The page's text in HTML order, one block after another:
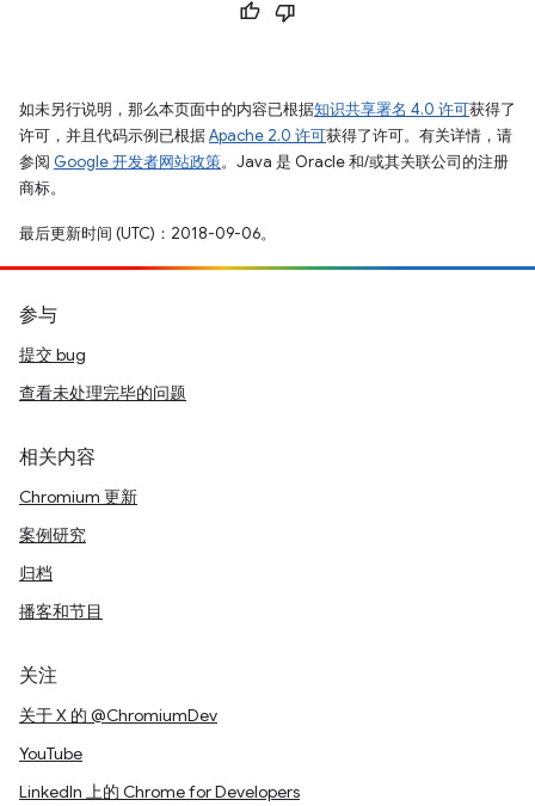
如未另行说明，那么本页面中的内容已根据知识共享署名 4.0 许可获得了
许可，并且代码示例已根据Apache 2.0 许可获得了许可。有关详情，请
参阅 Google 开发者网站政策。Java 是 Oracle 和/或其关联公司的注册
商标。
最后更新时间 (UTC)：2018-09-06。
参与
提交 bug
查看未处理完毕的问题
相关内容
Chromium 更新
案例研究
归档
播客和节目
关注
关于 X 的 @ChromiumDev
YouTube
LinkedIn 上的 Chrome for Developers